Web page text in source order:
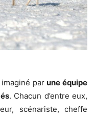
imaginé parune équipe
. Chacun d’entre eux,
scénariste, cheffe